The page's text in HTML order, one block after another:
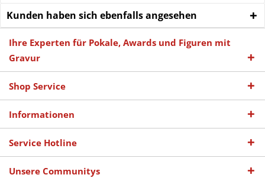
Kunden haben sich ebenfalls angesehen
Ihre Experten für Pokale, Awards und Figuren mit
Gravur
Shop Service
Informationen
Service Hotline
Unsere Communitys